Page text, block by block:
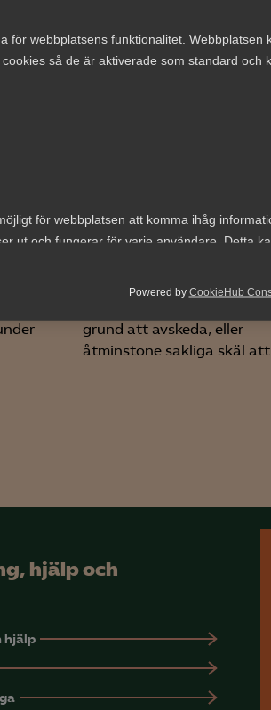
för webbplatsens funktionalitet. Webbplatsen
så de är aktiverade som standard och
för webbplatsen att komma ihåg
ut och fungerar för varje användare. Detta
språk eller färgschema.
förbättra webbplatsen genom att samla
annonser.
Powered by CookieHub
avskedande
dataintrång
AD 2026 nr 44 Fråga om
grund att avskeda, eller
åtminstone sakliga skäl
hjälp och
hjälp